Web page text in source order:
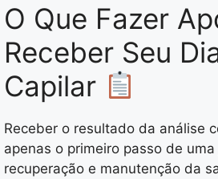
O Que Fazer
Receber Seu
Capilar
Receber o resultado da análise
apenas o primeiro passo de
recuperação e manutenção da